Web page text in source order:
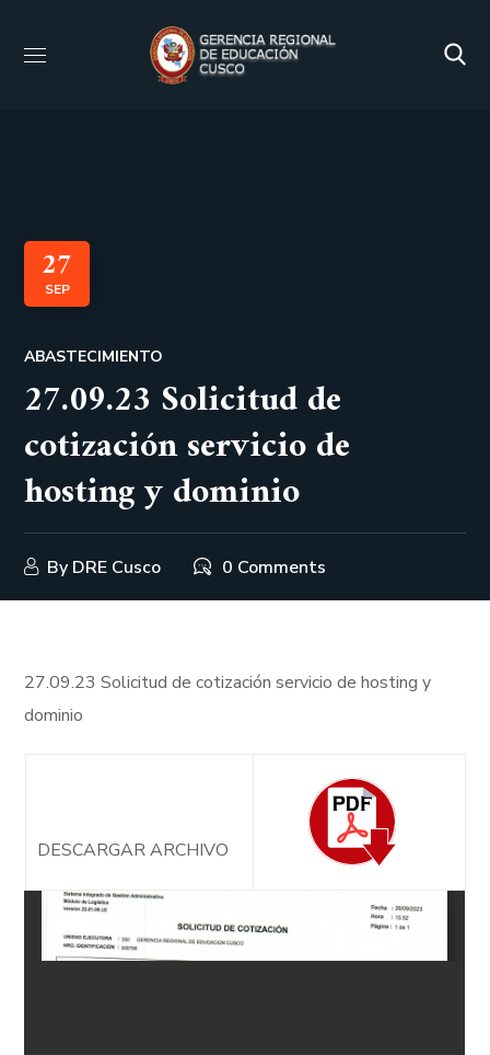
27
SEP
ABASTECIMIENTO
27.09.23 Solicitud de
cotización servicio de
hosting y dominio
By DRE Cusco 0 Comments
27.09.23 Solicitud de cotización servicio de hosting y
dominio
DESCARGAR ARCHIVO